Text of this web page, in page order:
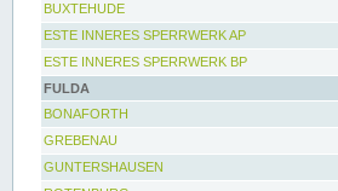
BUXTEHUDE
ESTE INNERES SPERRWERK AP
ESTE INNERES SPERRWERK BP
FULDA
BONAFORTH
GREBENAU
GUNTERSHAUSEN